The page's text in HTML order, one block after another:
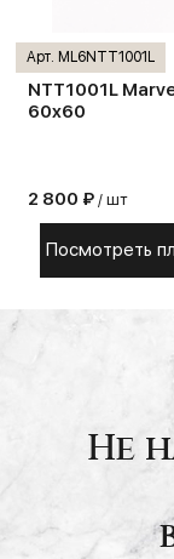
Арт. ML6NTT1001L
NTT1001L
60x60
2 800 ₽ / шт
Посмотреть
Не